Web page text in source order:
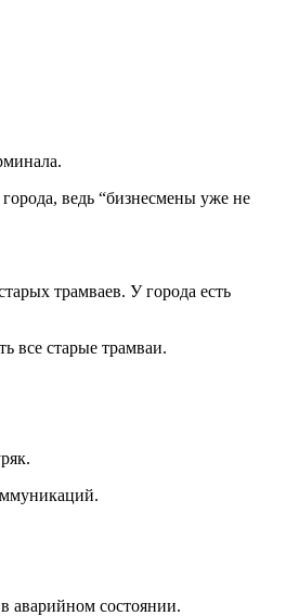
ведь “бизнесмены уже не
трамваев. У города есть
все старые трамваи.
аварийном состоянии.